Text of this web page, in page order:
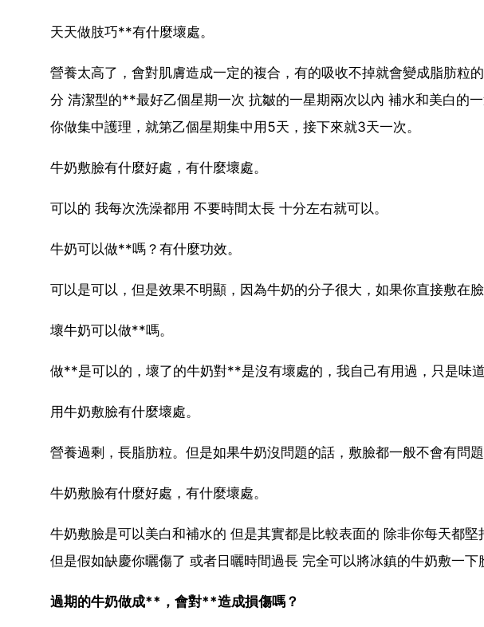
天天做肢巧**有什麼壞處。
營養太高了，會對肌膚造成一定的複合，有的吸收不掉就會變成脂肪
分 清潔型的**最好乙個星期一次 抗皺的一星期兩次以內 補水和美白的
你做集中護理，就第乙個星期集中用5天，接下來就3天一次。
牛奶敷臉有什麼好處，有什麼壞處。
可以的 我每次洗澡都用 不要時間太長 十分左右就可以。
牛奶可以做**嗎？有什麼功效。
可以是可以，但是效果不明顯，因為牛奶的分子很大，如果你直接敷在
壞牛奶可以做**嗎。
做**是可以的，壞了的牛奶對**是沒有壞處的，我自己有用過，只是味
用牛奶敷臉有什麼壞處。
營養過剩，長脂肪粒。但是如果牛奶沒問題的話，敷臉都一般不會有問
牛奶敷臉有什麼好處，有什麼壞處。
牛奶敷臉是可以美白和補水的 但是其實都是比較表面的 除非你每天都
但是假如缺慶你曬傷了 或者日曬時間過長 完全可以將冰鎮的牛奶敷一下
過期的牛奶做成**，會對**造成損傷嗎？